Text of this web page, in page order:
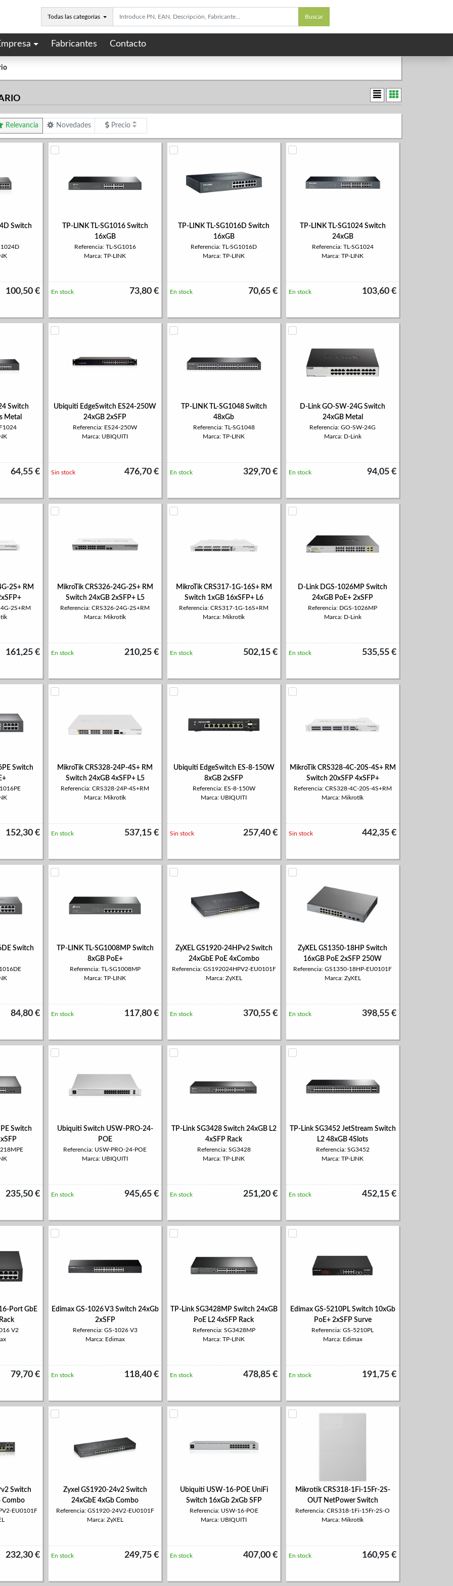
Todas las categorías Buscar
Fabricantes Contacto
Relevancia Novedades Precio
Switch
100,50 €
TP-LINK TL-SG1016 Switch
16xGB
Referencia: TL-SG1016
Marca: TP-LINK
73,80 €
En stock
TP-LINK TL-SG1016D Switch
16xGB
Referencia: TL-SG1016D
Marca: TP-LINK
70,65 €
En stock
TP-LINK TL-SG1024 Switch
24xGB
Referencia: TL-SG1024
Marca: TP-LINK
103,60 €
En stock
Switch
Metal
64,55 €
Ubiquiti EdgeSwitch ES24-250W
24xGB 2xSFP
Referencia: ES24-250W
Marca: UBIQUITI
476,70 €
Sin stock
TP-LINK TL-SG1048 Switch
48xGb
Referencia: TL-SG1048
Marca: TP-LINK
329,70 €
En stock
D-Link GO-SW-24G Switch
24xGB Metal
Referencia: GO-SW-24G
Marca: D-Link
94,05 €
En stock
2S+ RM
2S+RM
161,25 €
MikroTik CRS326-24G-2S+ RM
Switch 24xGB 2xSFP+ L5
Referencia: CRS326-24G-2S+RM
Marca: Mikrotik
210,25 €
En stock
MikroTik CRS317-1G-16S+ RM
Switch 1xGB 16xSFP+ L6
Referencia: CRS317-1G-16S+RM
Marca: Mikrotik
502,15 €
En stock
D-Link DGS-1026MP Switch
24xGB PoE+ 2xSFP
Referencia: DGS-1026MP
Marca: D-Link
535,55 €
En stock
Switch
152,30 €
MikroTik CRS328-24P-4S+ RM
Switch 24xGB 4xSFP+ L5
Referencia: CRS328-24P-4S+RM
Marca: Mikrotik
537,15 €
En stock
Ubiquiti EdgeSwitch ES-8-150W
8xGB 2xSFP
Referencia: ES-8-150W
Marca: UBIQUITI
257,40 €
Sin stock
MikroTik CRS328-4C-20S-4S+ RM
Switch 20xSFP 4xSFP+
Referencia: CRS328-4C-20S-4S+RM
Marca: Mikrotik
442,35 €
Sin stock
Switch
84,80 €
TP-LINK TL-SG1008MP Switch
8xGB PoE+
Referencia: TL-SG1008MP
Marca: TP-LINK
117,80 €
En stock
ZyXEL GS1920-24HPv2 Switch
24xGbE PoE 4xCombo
Referencia: GS192024HPV2-EU0101F
Marca: ZyXEL
370,55 €
En stock
ZyXEL GS1350-18HP Switch
16xGB PoE 2xSFP 250W
Referencia: GS1350-18HP-EU0101F
Marca: ZyXEL
398,55 €
En stock
Switch
235,50 €
Ubiquiti Switch USW-PRO-24-
POE
Referencia: USW-PRO-24-POE
Marca: UBIQUITI
945,65 €
En stock
TP-Link SG3428 Switch 24xGB L2
4xSFP Rack
Referencia: SG3428
Marca: TP-LINK
251,20 €
En stock
TP-Link SG3452 JetStream Switch
L2 48xGB 4Slots
Referencia: SG3452
Marca: TP-LINK
452,15 €
En stock
Port GbE
V2
79,70 €
Edimax GS-1026 V3 Switch 24xGb
2xSFP
Referencia: GS-1026 V3
Marca: Edimax
118,40 €
En stock
TP-Link SG3428MP Switch 24xGB
PoE L2 4xSFP Rack
Referencia: SG3428MP
Marca: TP-LINK
478,85 €
En stock
Edimax GS-5210PL Switch 10xGb
PoE+ 2xSFP Surve
Referencia: GS-5210PL
Marca: Edimax
191,75 €
En stock
Switch
Combo
EU0101F
232,30 €
Zyxel GS1920-24v2 Switch
24xGbE 4xGb Combo
Referencia: GS1920-24V2-EU0101F
Marca: ZyXEL
249,75 €
En stock
Ubiquiti USW-16-POE UniFi
Switch 16xGb 2xGb SFP
Referencia: USW-16-POE
Marca: UBIQUITI
407,00 €
En stock
Mikrotik CRS318-1Fi-15Fr-2S-
OUT NetPower Switch
Referencia: CRS318-1Fi-15Fr-2S-O
Marca: Mikrotik
160,95 €
En stock